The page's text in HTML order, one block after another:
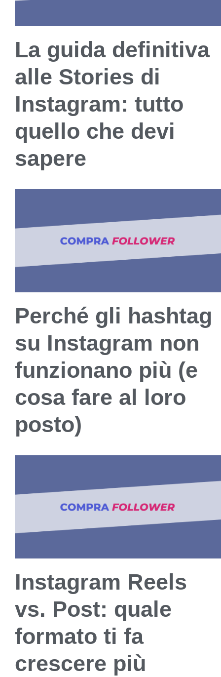
La guida definitiva
alle Stories di
Instagram: tutto
quello che devi
sapere
Perché gli hashtag
su Instagram non
funzionano più (e
cosa fare al loro
posto)
Instagram Reels
vs. Post: quale
formato ti fa
crescere più